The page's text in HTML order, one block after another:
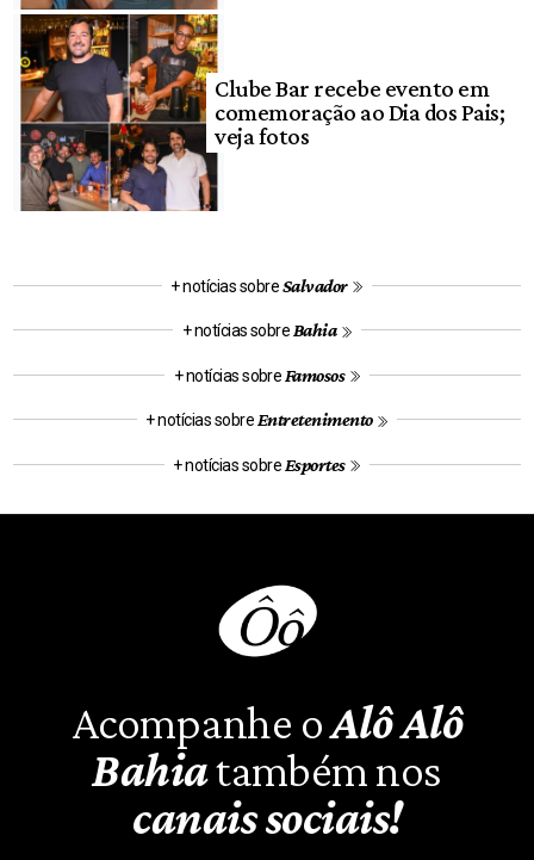
Clube Bar recebe evento em
comemoração ao Dia dos Pais;
veja fotos
+ notícias sobreSalvador
+ notícias sobre Bahia
+ notícias sobre Famosos
+ notícias sobre Entretenimento
+ notícias sobre Esportes
Acompanhe oAlô Alô
Bahiatambém nos
canais sociais!